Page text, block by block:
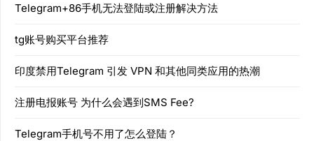
Telegram+86手机无法登陆或注册解决方法
tg账号购买平台推荐
印度禁用Telegram 引发 VPN 和其他同类应用的热潮
注册电报账号 为什么会遇到SMS Fee?
Telegram手机号不用了怎么登陆？